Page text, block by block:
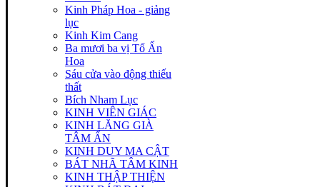
Kinh Pháp Hoa - giảng
lục
Kinh Kim Cang
Ba mươi ba vị Tổ Ấn
Hoa
Sáu cửa vào động thiếu
thất
Bích Nham Lục
KINH VIÊN GIÁC
KINH LĂNG GIÀ
TÂM ẤN
KINH DUY MA CẬT
BÁT NHÃ TÂM KINH
KINH THẬP THIỆN